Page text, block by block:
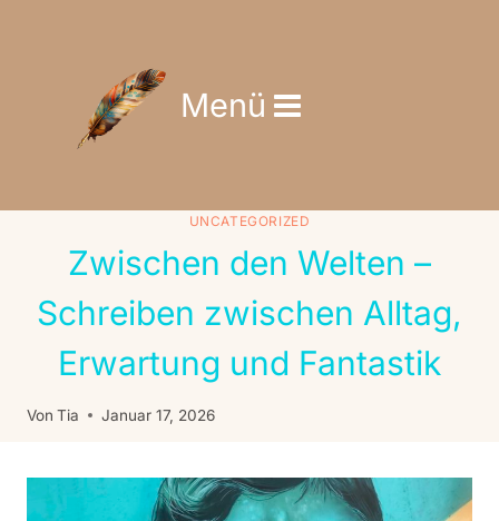
Menü
UNCATEGORIZED
Zwischen den Welten –
Schreiben zwischen Alltag,
Erwartung und Fantastik
Von Tia Januar 17, 2026